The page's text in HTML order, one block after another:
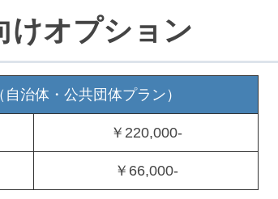
けオプション
治体・公共団体プラン）
￥220,000-
￥66,000-